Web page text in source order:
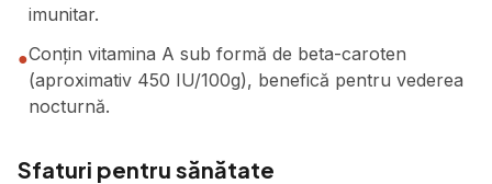
imunitar.
●Conțin vitamina A sub formă de beta-caroten
(aproximativ 450 IU/100g), benefică pentru vederea
nocturnă.
Sfaturi pentru sănătate